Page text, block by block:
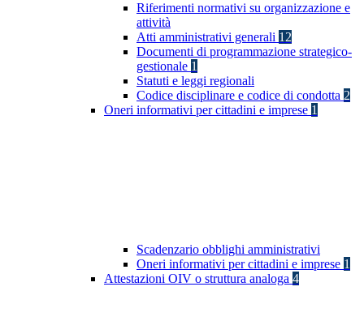
Riferimenti normativi su organizzazione e
attività
Atti amministrativi generali 12
Documenti di programmazione strategico-
gestionale 1
Statuti e leggi regionali
Codice disciplinare e codice di condotta 2
Oneri informativi per cittadini e imprese 1
Scadenzario obblighi amministrativi
Oneri informativi per cittadini e imprese 1
Attestazioni OIV o struttura analoga 4